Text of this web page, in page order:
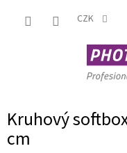
CZK
Kruhový
cm